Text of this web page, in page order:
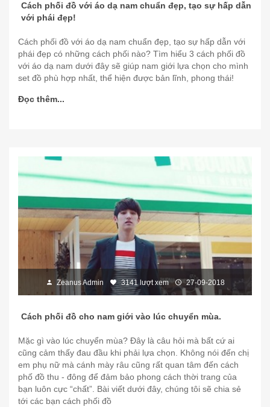
Cách phối đồ với áo dạ nam chuẩn đẹp, tạo sự hấp dẫn
với phái đẹp!
Cách phối đồ với áo dạ nam chuẩn đẹp, tạo sự hấp dẫn với
phái đẹp có những cách phối nào? Tìm hiểu 3 cách phối đồ
với áo dạ nam dưới đây sẽ giúp nam giới lựa chọn cho mình
set đồ phù hợp nhất, thể hiện được bản lĩnh, phong thái!
Đọc thêm...
Zeanus Admin 3141 lượt xem 27-09-2018
Cách phối đồ cho nam giới vào lúc chuyển mùa.
Mặc gì vào lúc chuyển mùa? Đây là câu hỏi mà bất cứ ai
cũng cảm thấy đau đầu khi phải lựa chọn. Không nói đến chị
em phụ nữ mà cánh mày râu cũng rất quan tâm đến cách
phố đồ thu - đông để đảm bảo phong cách thời trang của
bạn luôn cực “chất”. Bài viết dưới đây, chúng tôi sẽ chia sẻ
tới các bạn cách phối đồ